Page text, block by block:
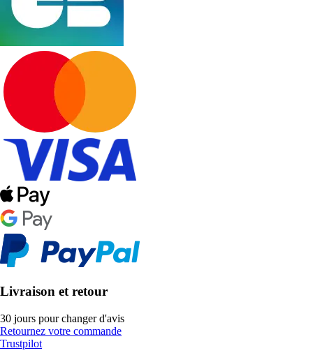
Livraison et retour
30 jours pour changer d'avis
Retournez votre commande
Trustpilot